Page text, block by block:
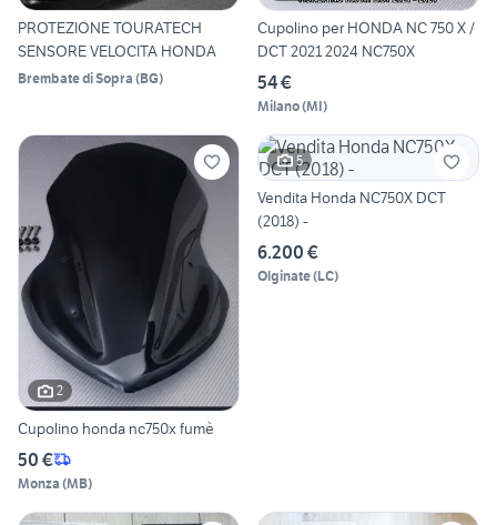
PROTEZIONE TOURATECH
SENSORE VELOCITA HONDA
Brembate di Sopra (BG)
Cupolino per HONDA NC 750 X /
DCT 2021 2024 NC750X
54 €
Milano(MI)
2
Cupolino honda nc750x fumè
50 €
Monza (MB)
5
Vendita Honda NC750X DCT
(2018) -
6.200 €
Olginate(LC)